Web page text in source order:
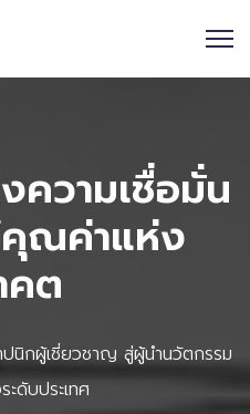
ความเชื่อมั่น
ณค่าแห่ง
คต
นิกผู้เชี่ยวชาญ สู่ผู้นำนวัตกรรม
ะดับประเทศ